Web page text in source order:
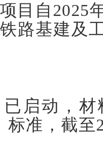
项目自2025
路基建及
已启动，
标准，截